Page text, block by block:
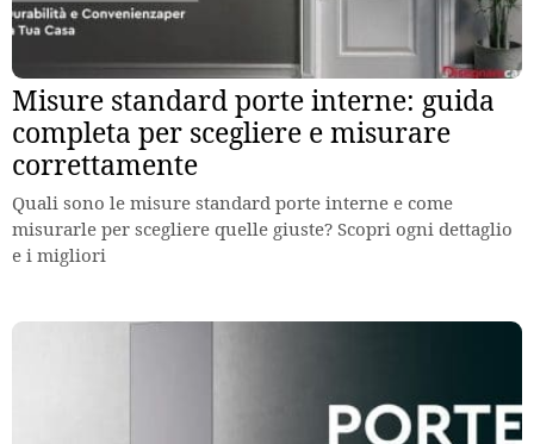
Misure standard porte interne: guida
completa per scegliere e misurare
correttamente
Quali sono le misure standard porte interne e come
misurarle per scegliere quelle giuste? Scopri ogni dettaglio
e i migliori